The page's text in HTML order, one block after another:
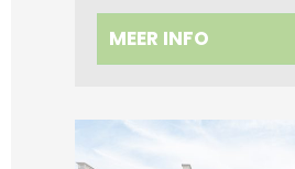
MEER INFO